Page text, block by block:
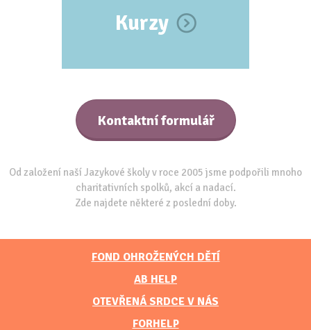
Kurzy
Kontaktní formulář
Od založení naší Jazykové školy v roce 2005 jsme podpořili mnoho
charitativních spolků, akcí a nadací.
Zde najdete některé z poslední doby.
FOND OHROŽENÝCH DĚTÍ
AB HELP
OTEVŘENÁ SRDCE V NÁS
FORHELP